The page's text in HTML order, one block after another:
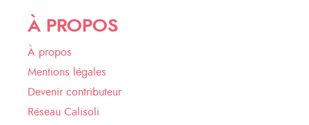
À PROPOS
À propos
Mentions légales
Devenir contributeur
Réseau Calisoli